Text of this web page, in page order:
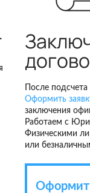
После
Оформить
заключения
Работаем с
Физическими
или